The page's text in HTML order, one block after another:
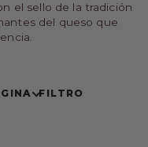
el sello de la tradición
del queso que
FILTRO